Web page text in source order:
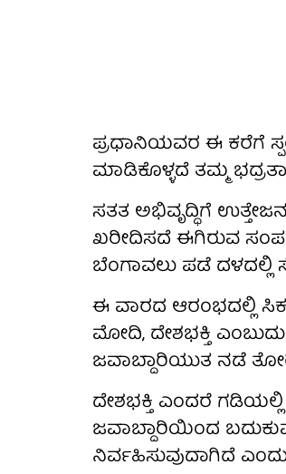
ಪ್ರಧಾನಿಯವರ ಈ ಕರೆಗೆ
ಮಾಡಿಕೊಳ್ಳದೆ ತಮ್ಮ
ಸತತ ಅಭಿವೃದ್ಧಿಗೆ
ಖರೀದಿಸದೆ ಈಗಿರುವ
ಬೆಂಗಾವಲು ಪಡೆ ದಳದಲ್ಲಿ
ಈ ವಾರದ ಆರಂಭದಲ್ಲಿ
ಮೋದಿ, ದೇಶಭಕ್ತಿ
ಜವಾಬ್ದಾರಿಯುತ ನಡೆ
ದೇಶಭಕ್ತಿ ಎಂದರೆ ಗಡಿಯಲ್ಲಿ
ಜವಾಬ್ದಾರಿಯಿಂದ
ನಿರ್ವಹಿಸುವುದಾಗಿದೆ